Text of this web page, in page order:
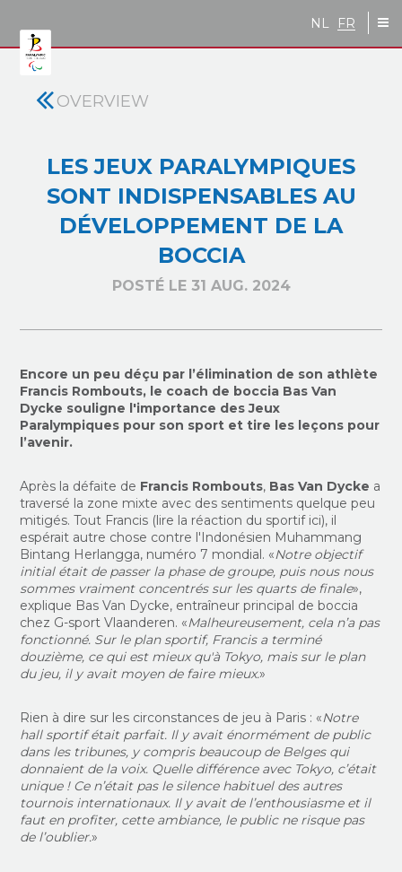
NL FR
OVERVIEW
LES JEUX PARALYMPIQUES
SONT INDISPENSABLES AU
DÉVELOPPEMENT DE LA
BOCCIA
POSTÉ LE 31 AUG. 2024
Encore un peu déçu par l’élimination de son athlète
Francis Rombouts, le coach de boccia Bas Van
Dycke souligne l'importance des Jeux
Paralympiques pour son sport et tire les leçons pour
l’avenir.
Après la défaite de Francis Rombouts, Bas Van Dycke a
traversé la zone mixte avec des sentiments quelque peu
mitigés. Tout Francis (lire la réaction du sportif ici), il
espérait autre chose contre l'Indonésien Muhammang
Bintang Herlangga, numéro 7 mondial. «Notre objectif
initial était de passer la phase de groupe, puis nous nous
sommes vraiment concentrés sur les quarts de finale»,
explique Bas Van Dycke, entraîneur principal de boccia
chez G-sport Vlaanderen. «Malheureusement, cela n’a pas
fonctionné. Sur le plan sportif, Francis a terminé
douzième, ce qui est mieux qu'à Tokyo, mais sur le plan
du jeu, il y avait moyen de faire mieux.»
Rien à dire sur les circonstances de jeu à Paris : «Notre
hall sportif était parfait. Il y avait énormément de public
dans les tribunes, y compris beaucoup de Belges qui
donnaient de la voix. Quelle différence avec Tokyo, c’était
unique ! Ce n’était pas le silence habituel des autres
tournois internationaux. Il y avait de l’enthousiasme et il
faut en profiter, cette ambiance, le public ne risque pas
de l’oublier.»